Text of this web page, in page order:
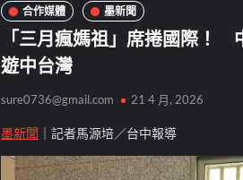
合作媒體 墨新聞
「三月瘋媽祖」席捲國際！
遊中台灣
sure0736@gmail.com 21 4 月, 2026
墨新聞 ｜記者馬源培／台中報導